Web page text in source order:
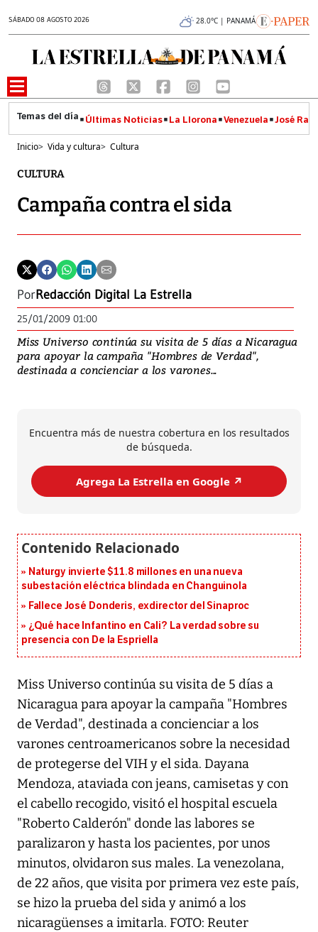
SÁBADO 08 AGOSTO 2026 28.0°C | PANAMÁ
Últimas Noticias La Llorona Venezuela José
Inicio> Vida y cultura> Cultura
CULTURA
Campaña contra el sida
PorRedacción Digital La Estrella
25/01/2009 01:00
Miss Universo continúa su visita de 5 días a Nicaragua
para apoyar la campaña "Hombres de Verdad",
destinada a concienciar a los varones...
Encuentra más de nuestra cobertura en los resultados
de búsqueda.
Agrega La Estrella en Google ↗️
Naturgy invierte $11.8 millones en una nueva
subestación eléctrica blindada en Changuinola
Fallece José Donderis, exdirector del Sinaproc
¿Qué hace Infantino en Cali? La verdad sobre su
presencia con De la Espriella
Miss Universo continúa su visita de 5 días a
Nicaragua para apoyar la campaña "Hombres
de Verdad", destinada a concienciar a los
varones centroamericanos sobre la necesidad
de protegerse del VIH y el sida. Dayana
Mendoza, ataviada con jeans, camisetas y con
el cabello recogido, visitó el hospital escuela
"Roberto Calderón" donde las labores se
paralizaron y hasta los pacientes, por unos
minutos, olvidaron sus males. La venezolana,
de 22 años, que visita por primera vez este país,
se hizo la prueba del sida y animó a los
nicaragüenses a imitarla. FOTO: Reuter